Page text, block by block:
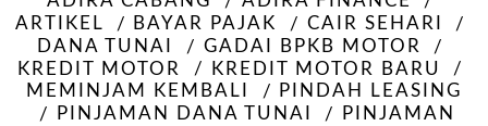
ARTIKEL
BAYAR PAJAK
CAIR SEHARI
DANA TUNAI
GADAI BPKB MOTOR
KREDIT MOTOR
KREDIT MOTOR BARU
MEMINJAM KEMBALI
PINDAH LEASING
PINJAMAN DANA TUNAI
PINJAMAN